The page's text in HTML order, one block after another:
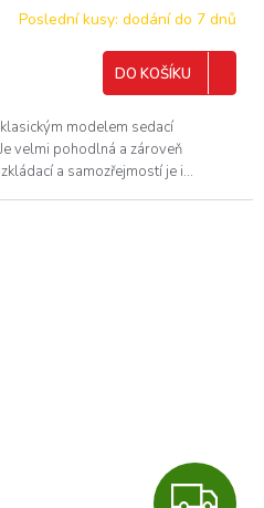
R
Poslední kusy: dodání do 7 dnů
DO KOŠÍKU
modelem sedací
velmi pohodlná a zároveň
a samozřejmostí je i...
Z